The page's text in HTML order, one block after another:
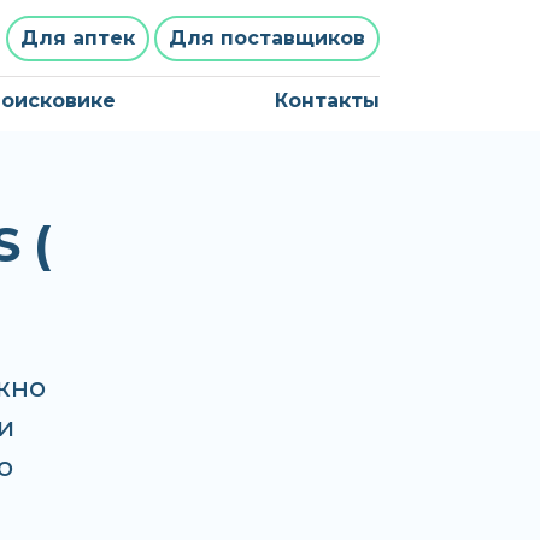
Для аптек Для поставщиков
Контакты
(